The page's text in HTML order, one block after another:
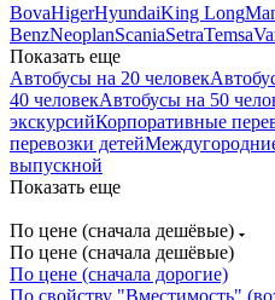
BovaHigerHyundaiKing Long
BenzNeoplanScaniaSetraTemsa
Показать еще
Автобусы на 20 человек
40 человекАвтобусы на 50
экскурсийКорпоративные
перевозки детей
выпускной
Показать еще
По цене (сначала дешёвые)
По цене (сначала дешёвые)
По цене (сначала дорогие)
По свойству "Вместимость"